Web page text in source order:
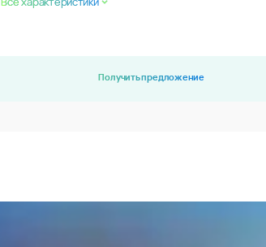
Получить предложение